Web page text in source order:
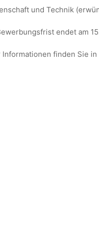
und Technik
endet am
Informationen finden Sie in